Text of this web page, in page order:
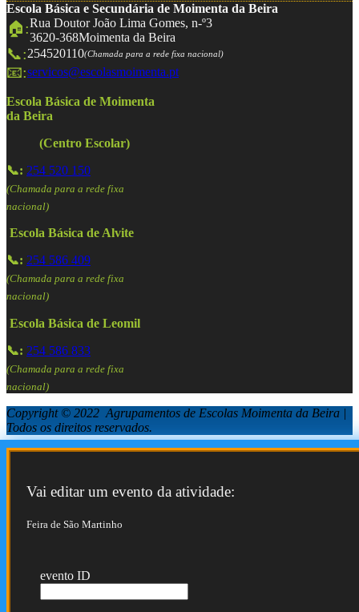
Escola Básica e Secundária de Moimenta da Beira
🏠:Rua Doutor João Lima Gomes, n-º3
3620-368Moimenta da Beira
📞:254520110(Chamada para a rede fixa nacional)
📧:servicos@escolasmoimenta.pt
Escola Básica de Moimenta
da Beira
(Centro Escolar)
📞: 254 520 150
(Chamada para a rede fixa
nacional)
Escola Básica de Alvite
📞: 254 586 409
(Chamada para a rede fixa
nacional)
Escola Básica de Leomil
📞: 254 586 833
(Chamada para a rede fixa
nacional)
Copyright © 2022 Agrupamentos de Escolas Moimenta da Beira |
Todos os direitos reservados.
Vai editar um evento da atividade:
Feira de São Martinho
evento ID